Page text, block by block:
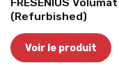
(Refurbished)
Voir le produit